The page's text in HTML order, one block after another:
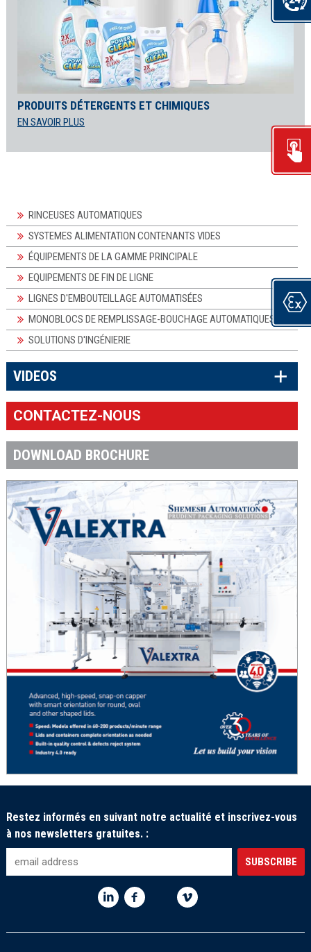
PRODUITS DÉTERGENTS ET CHIMIQUES
EN SAVOIR PLUS
RINCEUSES AUTOMATIQUES
SYSTEMES ALIMENTATION CONTENANTS VIDES
ÉQUIPEMENTS DE LA GAMME PRINCIPALE
EQUIPEMENTS DE FIN DE LIGNE
LIGNES D'EMBOUTEILLAGE AUTOMATISÉES
MONOBLOCS DE REMPLISSAGE-BOUCHAGE AUTOMATIQUES
SOLUTIONS D'INGÉNIERIE
VIDEOS ×
CONTACTEZ-NOUS
DOWNLOAD BROCHURE
Restez informés en suivant notre actualité et inscrivez-vous
à nos newsletters gratuites. :